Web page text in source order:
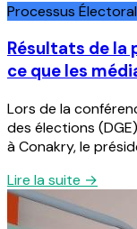
Processus Électoral
Résultats de la
ce que les
Lors de la
des élections
à Conakry, le
Lire la suite →